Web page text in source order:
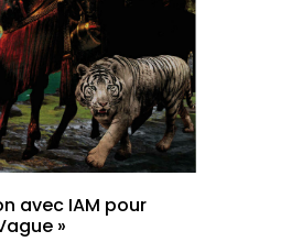
avec IAM pour
»